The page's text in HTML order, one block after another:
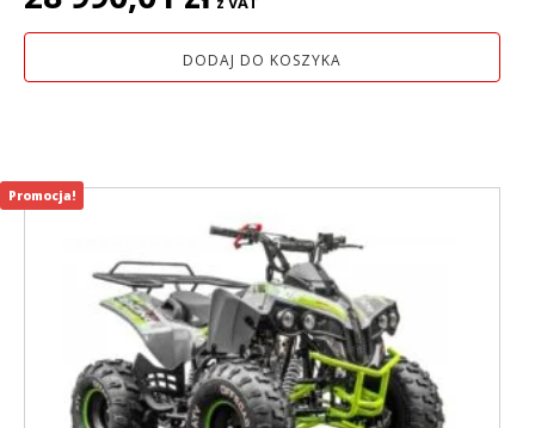
cena
wynosiła:
cena
wynosi:
28
DODAJ DO KOSZYKA
Promocja!